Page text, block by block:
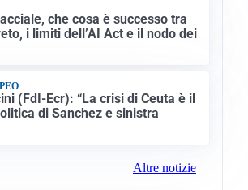
che cosa è successo tra
i limiti dell’AI Act e il nodo dei
(FdI-Ecr): “La crisi di Ceuta è il
di Sanchez e sinistra
Altre notizie